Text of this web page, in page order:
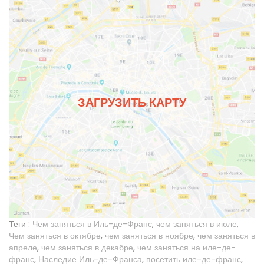
ЗАГРУЗИТЬ КАРТУ
Теги : Чем заняться в Иль-де-Франс, чем заняться в июле,
Чем заняться в октябре, чем заняться в ноябре, чем заняться в
апреле, чем заняться в декабре, чем заняться на иле-де-
франс, Наследие Иль-де-Франса, посетить иле-де-франс,